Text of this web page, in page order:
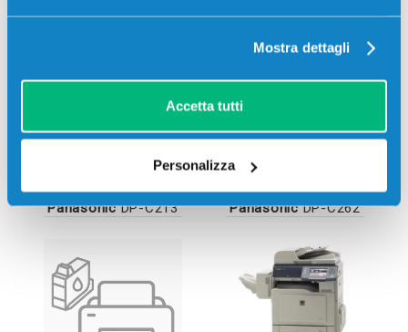
Mostra dettagli
Accetta tutti
Personalizza
PanasonicDP-C213 PanasonicDP-C262